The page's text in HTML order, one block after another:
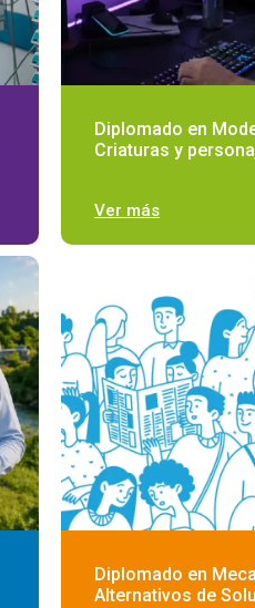
Diplomado en
Criaturas y
Ver más
Diplomado en
Alternativos de